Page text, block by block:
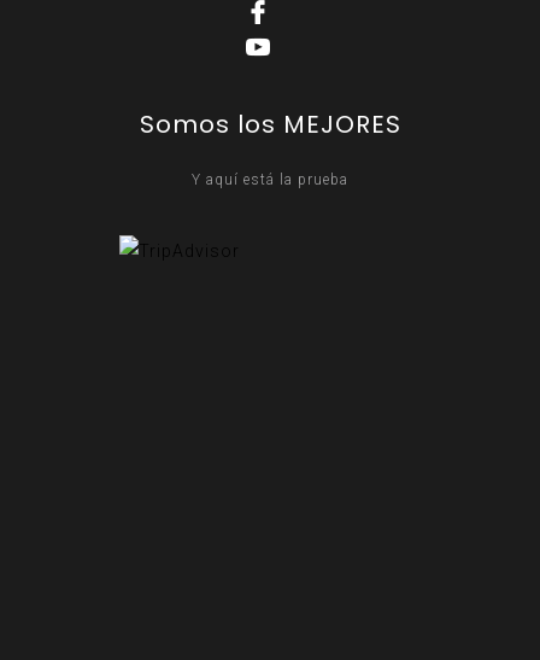
Somos los MEJORES
Y aquí está la prueba